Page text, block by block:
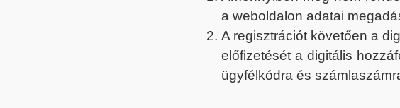
a weboldalon adatai
A regisztrációt követően a
előfizetését a digitális
ügyfélkódra és